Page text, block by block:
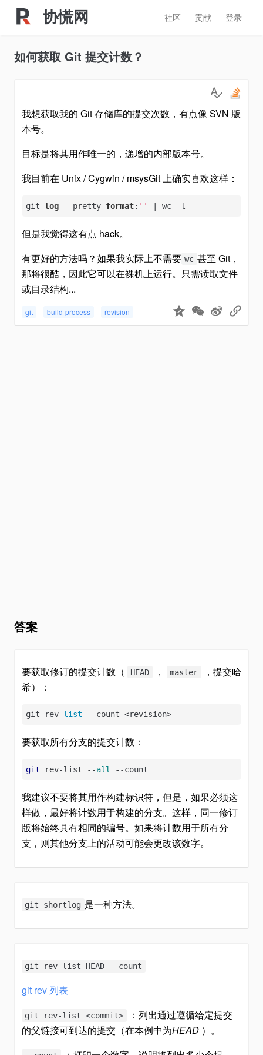
协慌网 登录
贡献
社区
如何获取 Git 提交计数？
我想获取我的 Git 存储库的提交次数，有点像 SVN 版
本号。
目标是将其用作唯一的，递增的内部版本号。
我目前在 Unix / Cygwin / msysGit 上确实喜欢这样：
git log --pretty=format: '' | wc -l
但是我觉得这有点 hack。
有更好的方法吗？如果我实际上不需要 wc 甚至 Git，
那将很酷，因此它可以在裸机上运行。只需读取文件
或目录结构...
git build-process revision
答案
要获取修订的提交计数（ HEAD ， master
，提交哈
希）：
git rev-list --count <revision>
要获取所有分支的提交计数：
git rev-list --all --count
我建议不要将其用作构建标识符，但是，如果必须这
样做，最好将计数用于构建的分支。这样，同一修订
版将始终具有相同的编号。如果将计数用于所有分
支，则其他分支上的活动可能会更改该数字。
git shortlog 是一种方法。
git rev-list HEAD --count
git rev 列表
git rev-list <commit>
：列出通过遵循给定提交
的父链接可到达的提交（在本例中为HEAD ）。